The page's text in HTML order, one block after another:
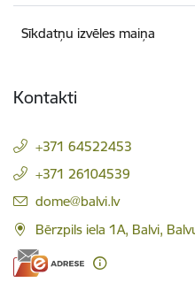
Sīkdatņu izvēles maiņa
Kontakti
+371 64522453
+371 26104539
E-pasts:
dome@balvi.lv
Bērzpils iela 1A, Balvi,